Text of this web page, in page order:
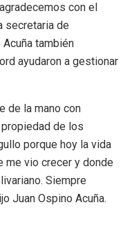
con el
secretaria de
Acuña también
ayudaron a gestionar
de la mano con
de los
porque hoy la vida
me vio crecer y donde
Siempre
Juan Ospino Acuña.